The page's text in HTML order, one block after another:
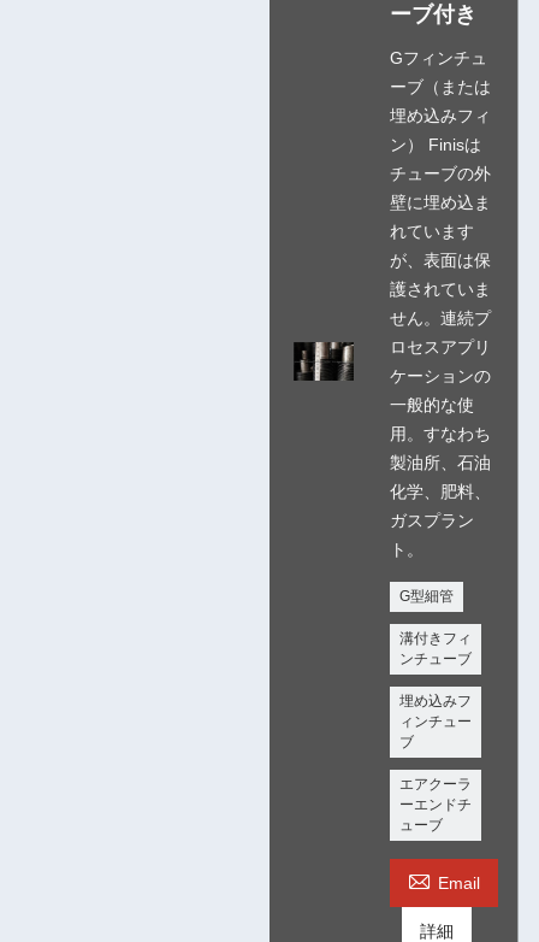
ーブ付き
Gフィンチュ
ーブ（または
埋め込みフィ
ン） Finisは
チューブの外
壁に埋め込ま
れています
が、表面は保
護されていま
せん。連続プ
ロセスアプリ
ケーションの
一般的な使
用。すなわち
製油所、石油
化学、肥料、
ガスプラン
ト。
G型細管
溝付きフィ
ンチューブ
埋め込みフ
ィンチュー
ブ
エアクーラ
ーエンドチ
ューブ
 Email
詳細